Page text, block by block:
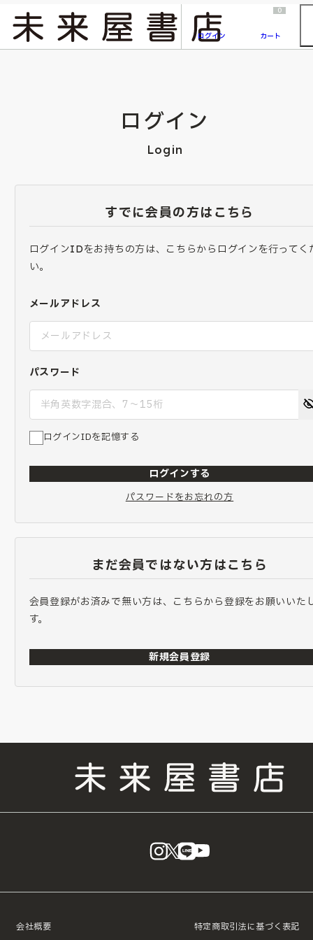
『ONE PIECE magazine 021 ONE PIECEカード付き同梱版』発売延期のご案内
ログイン
0
カート
ログイン
Login
すでに会員の方はこちら
ログインIDをお持ちの方は、こちらからログインを行ってく
い。
メールアドレス
パスワード
ログインIDを記憶する
ログインする
パスワードをお忘れの方
まだ会員ではない方はこちら
会員登録がお済みで無い方は、こちらから登録をお願いいた
す。
新規会員登録
instagram
X LINE
会社概要 特定商取引法に基づく表記